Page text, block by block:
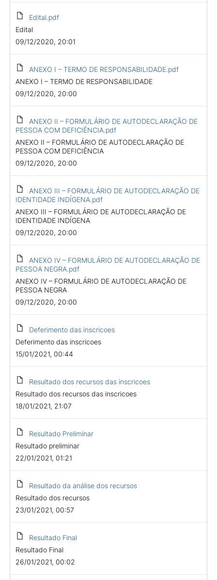
Edital.pdf
Edital
09/12/2020, 20:01
ANEXO I – TERMO DE RESPONSABILIDADE.pdf
ANEXO I – TERMO DE RESPONSABILIDADE
09/12/2020, 20:00
ANEXO II – FORMULÁRIO DE AUTODECLARAÇÃO DE
PESSOA COM DEFICIÊNCIA.pdf
ANEXO II – FORMULÁRIO DE AUTODECLARAÇÃO DE
PESSOA COM DEFICIÊNCIA
09/12/2020, 20:00
ANEXO III – FORMULÁRIO DE AUTODECLARAÇÃO DE
IDENTIDADE INDÍGENA.pdf
ANEXO III – FORMULÁRIO DE AUTODECLARAÇÃO DE
IDENTIDADE INDÍGENA
09/12/2020, 20:00
ANEXO IV – FORMULÁRIO DE AUTODECLARAÇÃO DE
PESSOA NEGRA.pdf
ANEXO IV – FORMULÁRIO DE AUTODECLARAÇÃO DE
PESSOA NEGRA
09/12/2020, 20:00
Deferimento das inscricoes
Deferimento das inscricoes
15/01/2021, 00:44
Resultado dos recursos das inscricoes
Resultado dos recursos das inscricoes
18/01/2021, 21:07
Resultado Preliminar
Resultado preliminar
22/01/2021, 01:21
Resultado da análise dos recursos
Resultado dos recursos
23/01/2021, 00:57
Resultado Final
Resultado Final
26/01/2021, 00:02